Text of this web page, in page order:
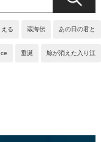
る 蔵海伝 あの日の君と
垂涎 鯨が消えた入り江